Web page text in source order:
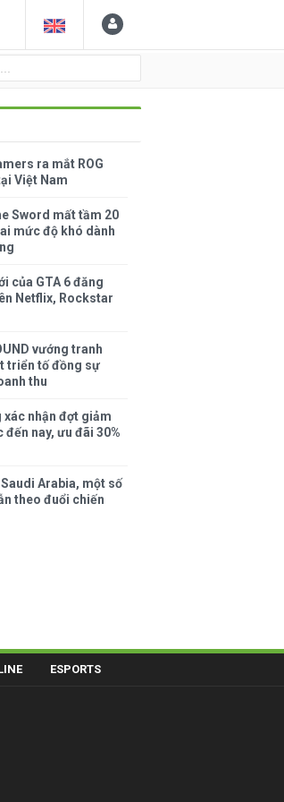
ra mắt ROG
Việt Nam
Sword mất tầm 20
mức độ khó dành
của GTA 6 đăng
Netflix, Rockstar
vướng tranh
triển tố đồng sự
thu
xác nhận đợt giảm
nay, ưu đãi 30%
Arabia, một số
theo đuổi chiến
ESPORTS